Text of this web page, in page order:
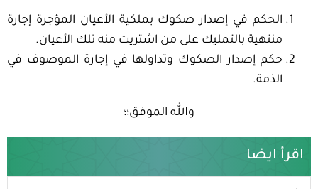
الحكم في إصدار صكوك بملكية الأعيان المؤجرة إجارة
منتهية بالتمليك على من اشتريت منه تلك الأعيان.
حكم إصدار الصكوك وتداولها في إجارة الموصوف في
الذمة.
والله الموفق؛؛
اقرأ ايضا